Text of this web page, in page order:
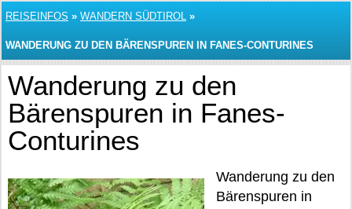
REISEINFOS » WANDERN SÜDTIROL »
WANDERUNG ZU DEN BÄRENSPUREN IN FANES-CONTURINES
Wanderung zu den
Bärenspuren in Fanes-
Conturines
Wanderung zu den
Bärenspuren in